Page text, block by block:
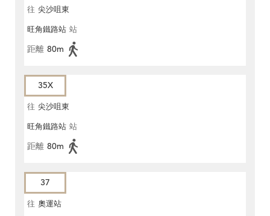
往 尖沙咀東
旺角鐵路站 站
距離 80m
35X
往 尖沙咀東
旺角鐵路站 站
距離 80m
37
往 奧運站